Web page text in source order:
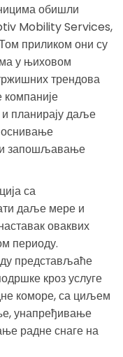
обишли
Mobility Services,
приликом они су
у њиховом
трендова
планирају даље
и запошљавање
са
даље мере и
оваквих
периоду.
представљаће
кроз услуге
коморе, са циљем
унапређивање
радне снаге на